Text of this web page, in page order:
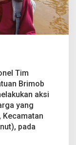
Tim
Brimob
aksi
yang
Kecamatan
pada